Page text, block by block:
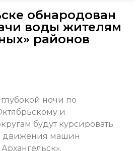
обнародован
воды жителям
районов
ночи по
и
будут курсировать
движения машин